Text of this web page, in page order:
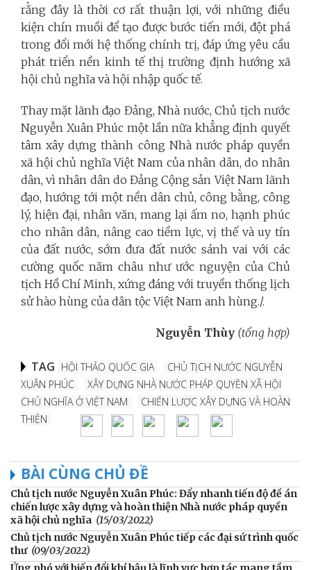
rằng đây là thời cơ rất thuận lợi, với những điều
kiện chín muồi để tạo được bước tiến mới, đột phá
trong đổi mới hệ thống chính trị, đáp ứng yêu cầu
phát triển nền kinh tế thị trường định hướng xã
hội chủ nghĩa và hội nhập quốc tế.
Thay mặt lãnh đạo Đảng, Nhà nước, Chủ tịch nước
Nguyễn Xuân Phúc một lần nữa khẳng định quyết
tâm xây dựng thành công Nhà nước pháp quyền
xã hội chủ nghĩa Việt Nam của nhân dân, do nhân
dân, vì nhân dân do Đảng Cộng sản Việt Nam lãnh
đạo, hướng tới một nền dân chủ, công bằng, công
lý, hiện đại, nhân văn, mang lại ấm no, hạnh phúc
cho nhân dân, nâng cao tiềm lực, vị thế và uy tín
của đất nước, sớm đưa đất nước sánh vai với các
cường quốc năm châu như ước nguyện của Chủ
tịch Hồ Chí Minh, xứng đáng với truyền thống lịch
sử hào hùng của dân tộc Việt Nam anh hùng./.
Nguyễn Thùy (tổng hợp)
TAG HỘI THẢO QUỐC GIA
CHỦ TỊCH NƯỚC NGUYỄN
XUÂN PHÚC
XÂY DỰNG NHÀ NƯỚC PHÁP QUYỀN XÃ HỘI
CHỦ NGHĨA Ở VIỆT NAM
CHIẾN LƯỢC XÂY DỰNG VÀ HOÀN
THIỆN
BÀI CÙNG CHỦ ĐỀ
Chủ tịch nước Nguyễn Xuân Phúc: Đẩy nhanh tiến độ đề án
chiến lược xây dựng và hoàn thiện Nhà nước pháp quyền
xã hội chủ nghĩa (15/03/2022)
Chủ tịch nước Nguyễn Xuân Phúc tiếp các đại sứ trình quốc
thư (09/03/2022)